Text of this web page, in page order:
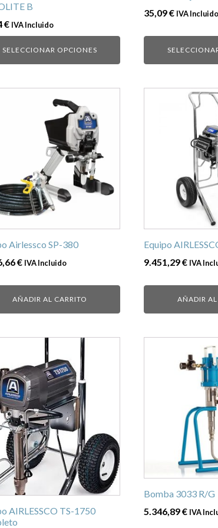
B
€ IVA Incluido
SELECCIONAR OPCIONES
35,09€ IVA Incluido
la
de
producto
Airlessco SP-380
€ IVA Incluido
AÑADIR AL CARRITO
Equipo
9.451,29€ IVA
AÑADIR
AIRLESSCO TS-1750
Bomba 3033 R/G
5.346,89€ IVA